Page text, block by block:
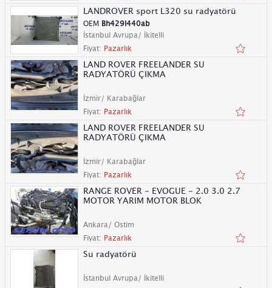
LANDROVER sport L320 su radyatörü
OEM Bh429l440ab
İstanbul Avrupa/ İkitelli
Fiyat: Pazarlık
LAND ROVER FREELANDER SU
RADYATÖRÜ ÇIKMA
İzmir/ Karabağlar
Fiyat: Pazarlık
LAND ROVER FREELANDER SU
RADYATÖRÜ ÇIKMA
İzmir/ Karabağlar
Fiyat: Pazarlık
RANGE ROVER - EVOGUE - 2.0 3.0 2.7
MOTOR YARIM MOTOR BLOK
Ankara/ Ostim
Fiyat: Pazarlık
Su radyatörü
İstanbul Avrupa/ İkitelli